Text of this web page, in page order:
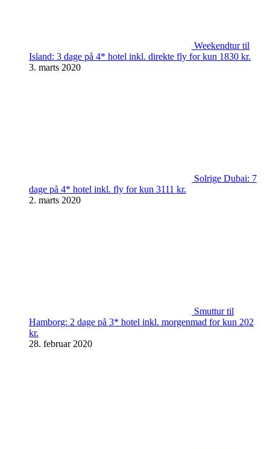
Weekendtur til
Island: 3 dage på 4* hotel inkl. direkte fly for kun 1830 kr.
3. marts 2020
Solrige Dubai: 7
dage på 4* hotel inkl. fly for kun 3111 kr.
2. marts 2020
Smuttur til
Hamborg: 2 dage på 3* hotel inkl. morgenmad for kun 202
kr.
28. februar 2020